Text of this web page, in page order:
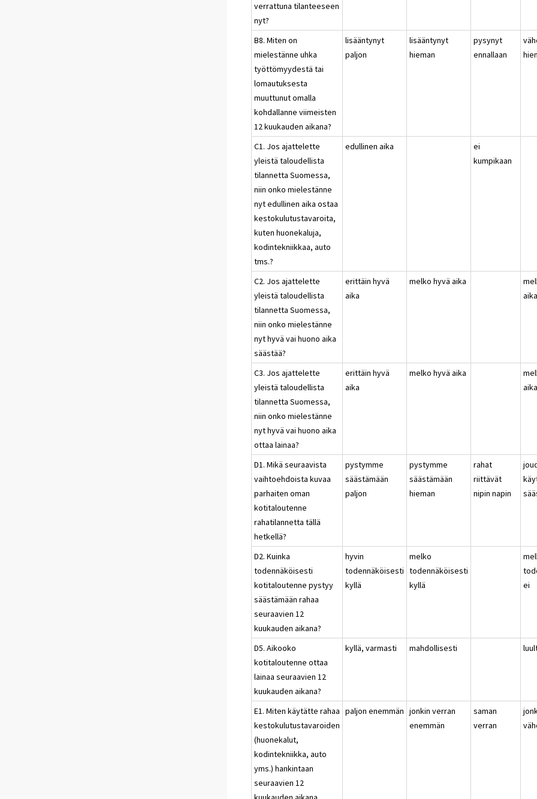
verrattuna tilanteeseen
nyt?
B8. Miten on
mielestänne uhka
työttömyydestä tai
lomautuksesta
muuttunut omalla
kohdallanne viimeisten
12 kuukauden aikana?
lisääntynyt
paljon
lisääntynyt
hieman
pysynyt
ennallaan
C1. Jos ajattelette
yleistä taloudellista
tilannetta Suomessa,
niin onko mielestänne
nyt edullinen aika ostaa
kestokulutustavaroita,
kuten huonekaluja,
kodintekniikkaa, auto
tms.?
edullinen aika
ei
kumpikaan
C2. Jos ajattelette
yleistä taloudellista
tilannetta Suomessa,
niin onko mielestänne
nyt hyvä vai huono aika
säästää?
erittäin hyvä
aika
melko hyvä aika
aika
C3. Jos ajattelette
yleistä taloudellista
tilannetta Suomessa,
niin onko mielestänne
nyt hyvä vai huono aika
ottaa lainaa?
erittäin hyvä
aika
melko hyvä aika
aika
D1. Mikä seuraavista
vaihtoehdoista kuvaa
parhaiten oman
kotitaloutenne
rahatilannetta tällä
hetkellä?
pystymme
säästämään
paljon
pystymme
säästämään
hieman
rahat
riittävät
nipin napin
D2. Kuinka
todennäköisesti
kotitaloutenne pystyy
säästämään rahaa
seuraavien 12
kuukauden aikana?
hyvin
todennäköisesti
kyllä
melko
todennäköisesti
kyllä
ei
D5. Aikooko
kotitaloutenne ottaa
lainaa seuraavien 12
kuukauden aikana?
kyllä, varmasti mahdollisesti
E1. Miten käytätte rahaa
kestokulutustavaroiden
(huonekalut,
kodintekniikka, auto
yms.) hankintaan
seuraavien 12
paljon enemmän jonkin verran
enemmän
saman
verran